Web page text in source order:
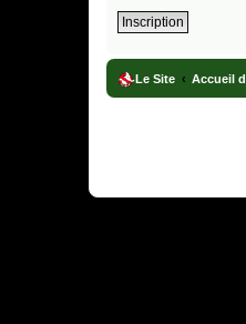
Inscription
Le Site Accueil